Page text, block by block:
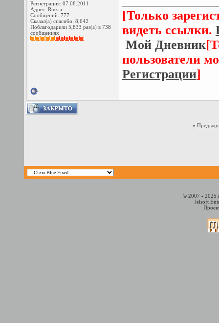
Регистрация: 07.08.2011
Адрес: Russia
Сообщений: 777
Сказал(а) спасибо: 8,642
Поблагодарили 5,833 раз(а) в 738
сообщениях
[Только
видеть ссылки.
Мой Дневник
пользователи
Регистрации]
«
© 2007 - 2025
Jelsoft